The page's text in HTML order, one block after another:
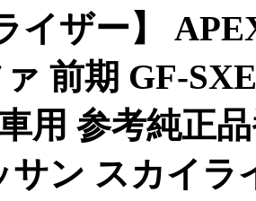
イザー】
前期 GF-
用 参考純正
サン スカイラ